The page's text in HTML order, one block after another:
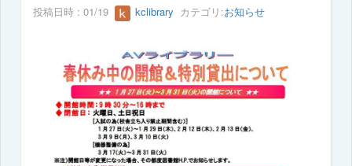
投稿日時 : 01/19 kclibrary カテゴリ:お知らせ